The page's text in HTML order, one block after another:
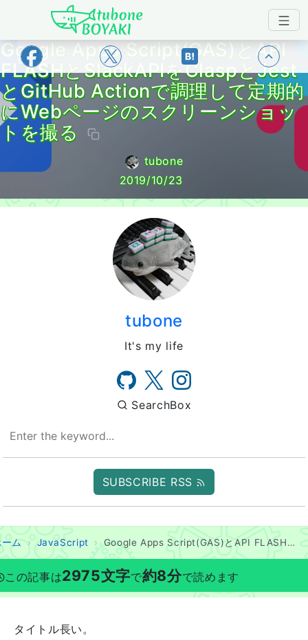
Japanese IT Developer's Blog tubone
Google Apps Script(GAS)とAPI
FLASHとSlackAPIをClaspとJest
とGitHub Actionで調理して定期的
にWebページのスクリーンショッ
トを撮る
tubone
2019/10/23
tubone
It's my life
SearchBox
SUBSCRIBE RSS
ーム JavaScript Google Apps Script(GAS)とAPI FLASHとSlackAPIをClaspとJestとGitHub Actionで調理して定期的にWebページのスクリーンショットを撮る
この記事は2975文字で約8分で読めます
タイトル長い。
トップ